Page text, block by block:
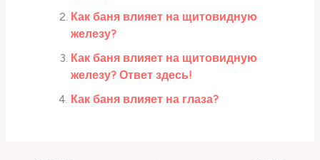
Как баня влияет на щитовидную
железу?
Как баня влияет на щитовидную
железу? Ответ здесь!
Как баня влияет на глаза?